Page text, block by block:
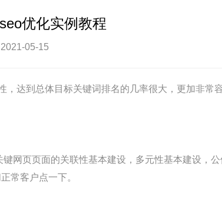
优化实例教程
2021-05-15
，达到总体目标关键词排名的几率很大，更加非常
键网页页面的关联性基本建设，多元性基本建设，
常客户点一下。